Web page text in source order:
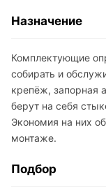
Назначение
Комплектующие
собирать и
крепёж, запорная
берут на себя
Экономия на них
монтаже.
Подбор